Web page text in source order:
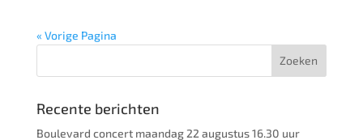
« Vorige Pagina
Recente berichten
Boulevard concert maandag 22 augustus 16.30 uur